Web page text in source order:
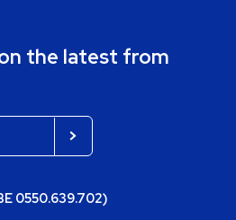
the latest from
0550.639.702)